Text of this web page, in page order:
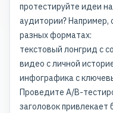
протестируйте идеи
аудитории? Например,
разных форматах:
текстовый лонгрид с
видео с личной
инфографика с
Проведите A/B-
заголовок привлекает